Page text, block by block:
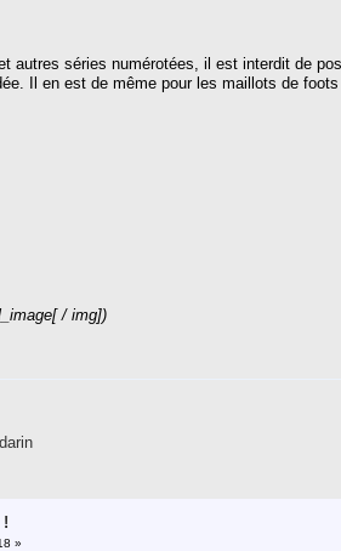
autres séries numérotées, il est interdit de
Il en est de même pour les maillots de
/ img])
!
»